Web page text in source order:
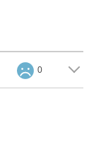
0